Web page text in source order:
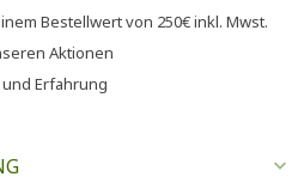
Bestellwert von 250€inkl. Mwst.
Aktionen
Erfahrung